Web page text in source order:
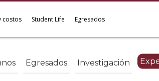
costos Student Life Egresados
Egresados Investigación